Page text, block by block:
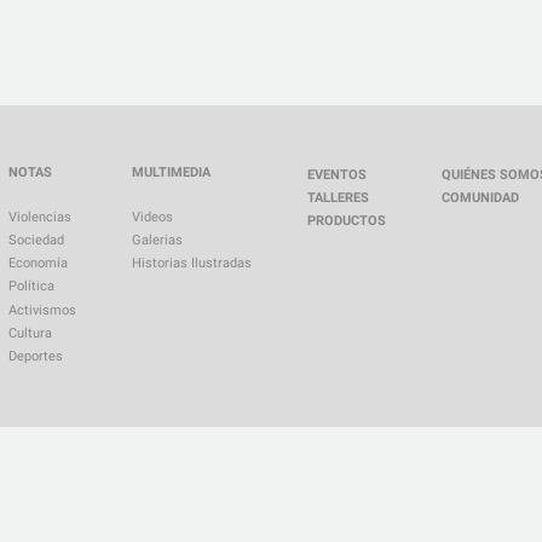
NOTAS
Violencias
Sociedad
Economía
Política
Activismos
Cultura
Deportes
MULTIMEDIA
Videos
Galerias
Historias Ilustradas
EVENTOS
TALLERES
PRODUCTOS
QUIÉNES
COMUNIDAD